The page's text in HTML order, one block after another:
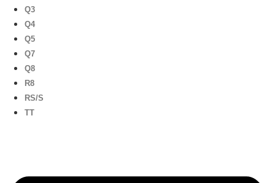
Q3
Q4
Q5
Q7
Q8
R8
RS/S
TT